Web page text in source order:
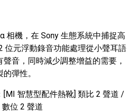
相機，在 Sony 生態系統中捕捉高
位元浮動錄音功能處理從小聲耳語
音，同時減少調整增益的需要，
彈性。
[MI 智慧型配件熱靴] 類比 2 聲道 /
位 2 聲道